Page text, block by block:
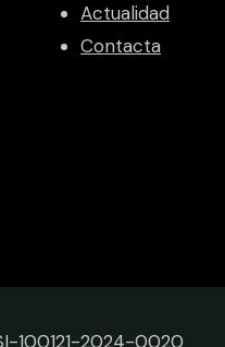
Actualidad
Contacta
100121-2024-0020